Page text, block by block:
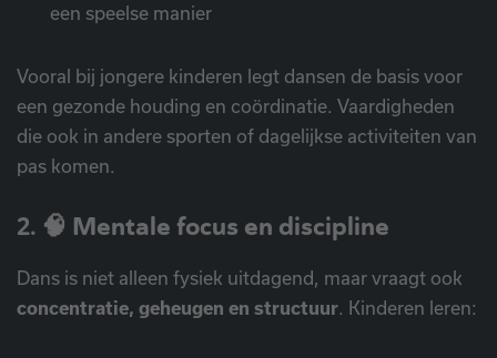
een speelse manier
Vooral bij jongere kinderen legt dansen de basis voor
een gezonde houding en coördinatie. Vaardigheden
die ook in andere sporten of dagelijkse activiteiten van
pas komen.
2. 🧠 Mentale focus en discipline
Dans is niet alleen fysiek uitdagend, maar vraagt ook
concentratie, geheugen en structuur . Kinderen leren: